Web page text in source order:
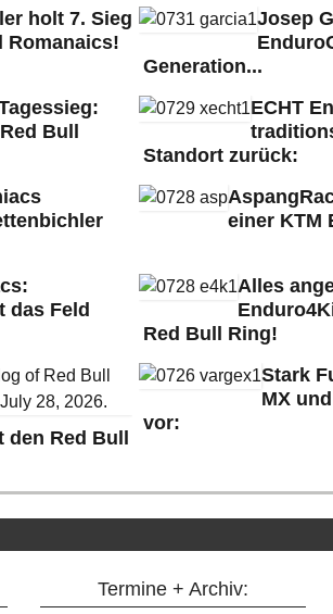
holt 7. Sieg
Romanaics!
Josep
Generation...
Bull
ECHT
Standort zurück:
einer KTM
das Feld
Alles
Red Bull Ring!
den Red Bull
Stark
MX
vor:
Termine + Archiv: